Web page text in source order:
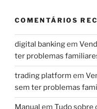
COMENTÁRIOS
digital bankingem
ter problemas
trading platform em
sem ter problemas
Manual em Tudo sobre